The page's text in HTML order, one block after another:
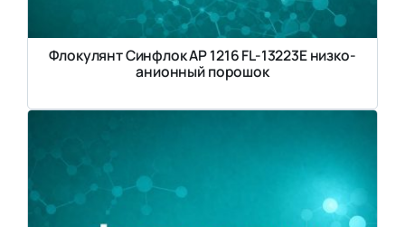
Флокулянт Синфлок AP 1216 FL-13223E низко-
анионный порошок